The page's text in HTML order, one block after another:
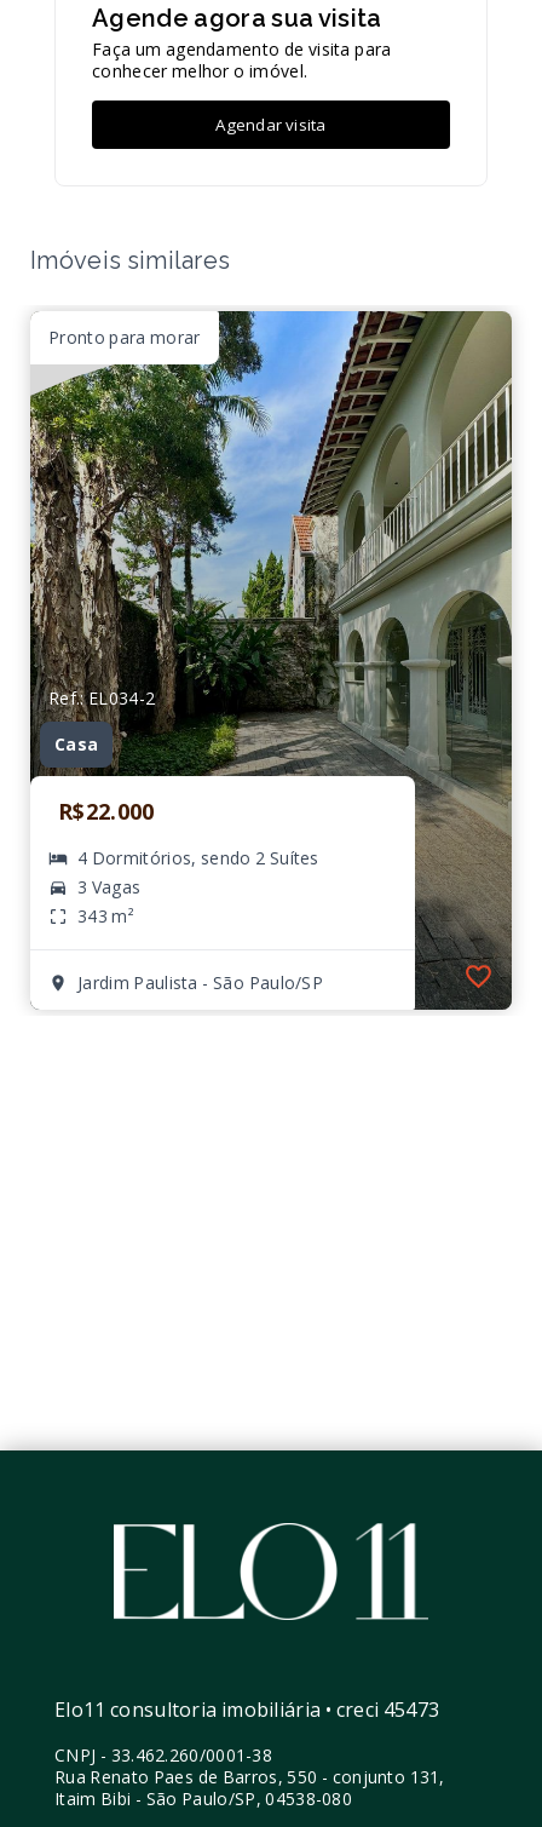
Agende agora sua visita
Faça um agendamento de visita para
conhecer melhor o imóvel.
Agendar visita
Imóveis similares
Pronto para morar
Ref.: EL034-2
Casa
R$22.000
4 Dormitórios, sendo 2 Suítes
3 Vagas
343 m²
Jardim Paulista - São Paulo/SP
Elo11 consultoria imobiliária • creci 45473
CNPJ - 33.462.260/0001-38
Rua Renato Paes de Barros, 550 - conjunto 131,
Itaim Bibi - São Paulo/SP, 04538-080